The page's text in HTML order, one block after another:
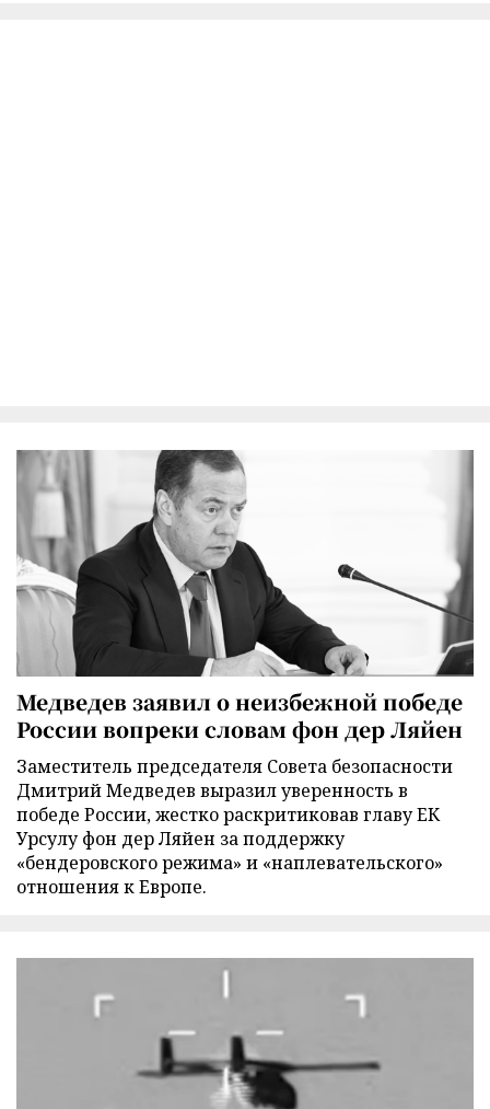
Медведев заявил о неизбежной победе
России вопреки словам фон дер Ляйен
Заместитель председателя Совета безопасности
Дмитрий Медведев выразил уверенность в
победе России, жестко раскритиковав главу ЕК
Урсулу фон дер Ляйен за поддержку
«бендеровского режима» и «наплевательского»
отношения к Европе.